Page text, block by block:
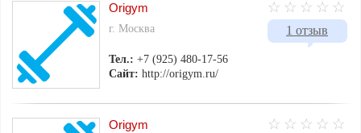
1 отзыв
Origym
г. Москва
Тел.:+7 (925) 480-17-56
Сайт: http://origym.ru/
Origym